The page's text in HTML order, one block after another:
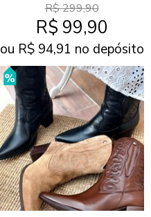
R$299,90
R$ 99,90
ou R$ 94,91 no depósito